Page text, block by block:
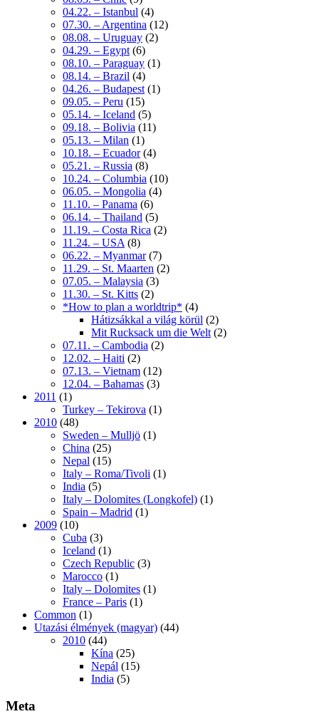
04.22. – Istanbul (4)
07.30. – Argentina (12)
08.08. – Uruguay (2)
04.29. – Egypt (6)
08.10. – Paraguay (1)
08.14. – Brazil (4)
04.26. – Budapest (1)
09.05. – Peru (15)
05.14. – Iceland (5)
09.18. – Bolivia (11)
05.13. – Milan (1)
10.18. – Ecuador(4)
05.21. – Russia (8)
10.24. – Columbia (10)
06.05. – Mongolia (4)
11.10. – Panama (6)
06.14. – Thailand (5)
11.19. – Costa Rica (2)
11.24. – USA (8)
06.22. – Myanmar(7)
11.29. – St. Maarten (2)
07.05. – Malaysia (3)
11.30. – St. Kitts (2)
*How to plan a worldtrip* (4)
Hátizsákkal a világ körül (2)
Mit Rucksack um die Welt (2)
07.11. – Cambodia (2)
12.02. – Haiti (2)
07.13. – Vietnam (12)
12.04. – Bahamas (3)
2011 (1)
Turkey – Tekirova (1)
2010 (48)
Sweden – Mulljö (1)
China (25)
Nepal (15)
Italy – Roma/Tivoli (1)
India (5)
Italy – Dolomites (Longkofel) (1)
Spain – Madrid (1)
2009 (10)
Cuba (3)
Iceland (1)
Czech Republic (3)
Marocco (1)
Italy – Dolomites (1)
France – Paris (1)
Common (1)
Utazási élmények (magyar) (44)
2010 (44)
Kína (25)
Nepál (15)
India (5)
Meta